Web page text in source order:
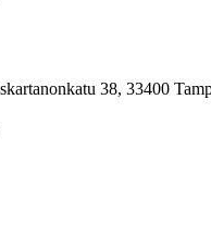
38, 33400